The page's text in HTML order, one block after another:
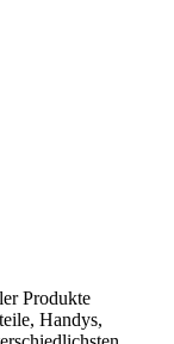
Produkte
Handys,